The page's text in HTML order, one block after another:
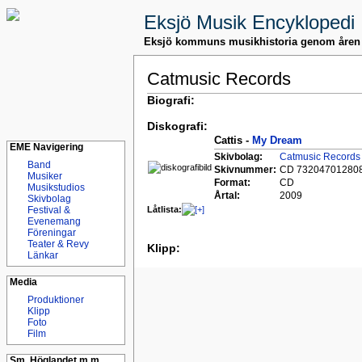
Eksjö Musik Encyklopedi
Eksjö kommuns musikhistoria genom åren
EME Navigering
Band
Musiker
Musikstudios
Skivbolag
Festival &
Evenemang
Föreningar
Teater & Revy
Länkar
Media
Produktioner
Klipp
Foto
Film
Catmusic Records
Biografi:
Diskografi:
Cattis - My Dream
Skivbolag:
Catmusic Records
Skivnummer: CD
Format:
CD
Årtal:
2009
Låtlista:
Klipp: